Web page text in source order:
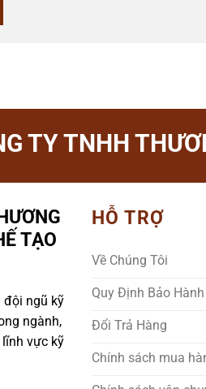
TY TNHH
TẠO
đội ngũ kỹ
ngành,
vực kỹ
HỖ TRỢ
Về Chúng Tôi
Quy Định Bảo Hành
Đổi Trả Hàng
Chính sách mua